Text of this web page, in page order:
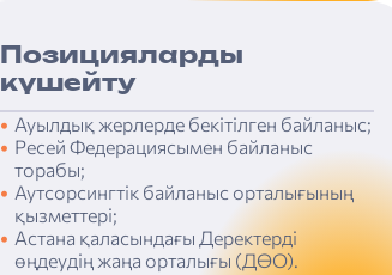
Позицияларды
күшейту
Ауылдық жерлерде бекітілген байланыс;
Ресей Федерациясымен байланыс
торабы;
Аутсорсингтік байланыс орталығының
қызметтері;
Астана қаласындағы Деректерді
өңдеудің жаңа орталығы (ДӨО).